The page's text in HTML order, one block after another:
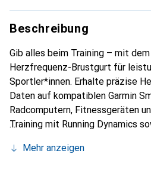
Beschreibung
Gib alles beim Training – mit
Herzfrequenz-Brustgurt für
Sportler*innen. Erhalte präzise
Daten auf kompatiblen Garmin
Radcomputern, Fitnessgeräten
Training mit Running Dynamics
zur Abbremsung beim Aufsetzen
Mehr anzeigen